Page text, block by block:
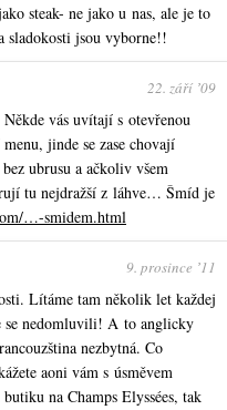
steak- ne jako u nas, ale je to
sladokosti jsou vyborne!!
22. září ʼ09
vás uvítají s otevřenou
jinde se zase chovají
ubrusu a ačkoliv všem
tu nejdražší z láhve… Šmíd je
…-smidem.html
9. prosince ʼ11
Lítáme tam několik let každej
se nedomluvili! A to anglicky
nezbytná. Co
aoni vám s úsměvem
na Champs Elyssées, tak